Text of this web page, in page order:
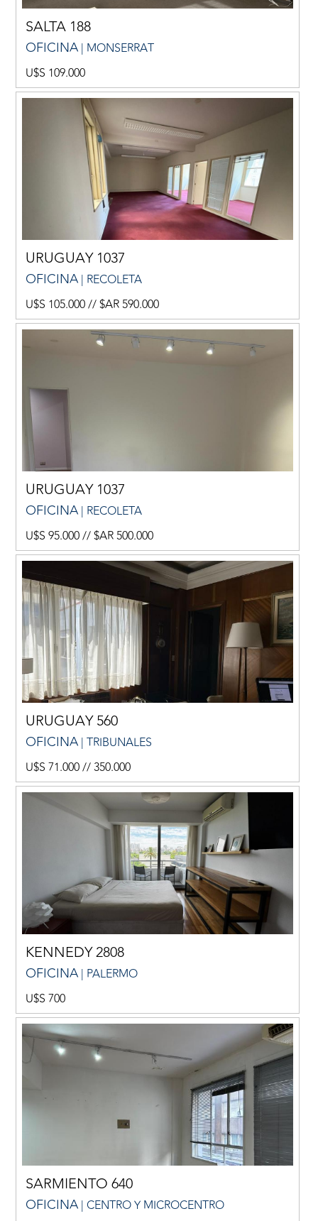
SALTA 188
OFICINA | MONSERRAT
U$S 109.000
URUGUAY 1037
OFICINA | RECOLETA
U$S 105.000 // $AR 590.000
URUGUAY 1037
OFICINA | RECOLETA
U$S 95.000 // $AR 500.000
URUGUAY 560
OFICINA | TRIBUNALES
U$S 71.000 // 350.000
KENNEDY 2808
OFICINA | PALERMO
U$S 700
SARMIENTO 640
OFICINA | CENTRO Y MICROCENTRO